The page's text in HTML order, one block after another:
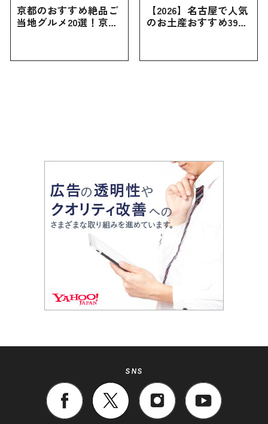
京都のおすすめ絶品ご
当地グルメ20選！京都
【2026】名古屋で人気
のお土産おすすめ39選
お土産・ばらまき用ま
SNS